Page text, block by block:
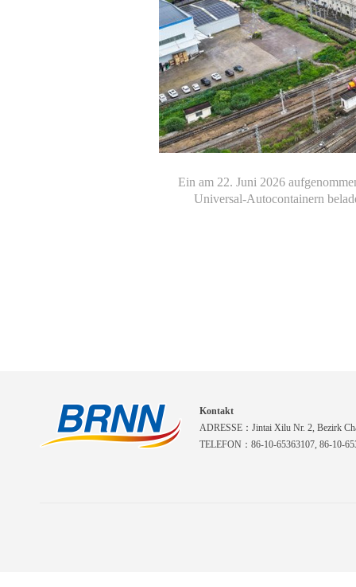
Ein am 22. Juni 2026
Universal-Autocontainern
Kontakt
ADRESSE：Jintai Xilu Nr. 2, Bezirk
TELEFON：86-10-65363107, 86-10-